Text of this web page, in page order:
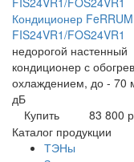
Кондиционер FeRRUM
FIS24VR1/FOS24VR1
недорогой настенный
кондиционер с
охлаждением, до - 70
дБ
Купить
83 800
Каталог продукции
ТЭНы